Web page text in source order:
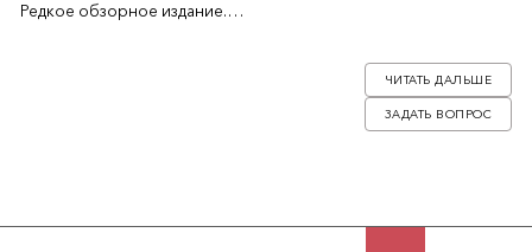
Редкое обзорное издание.
Сборник состоит из пяти основных разделов: 1) Литература (I)
— поэзия и проза; 2) Литература (II) — поэты и прозаики; 3)
Литературоведение и критика; 4) Литература и периодика; 5)
ЗАДАТЬ ВОПРОС
ЧИТАТЬ ДАЛЬШЕ